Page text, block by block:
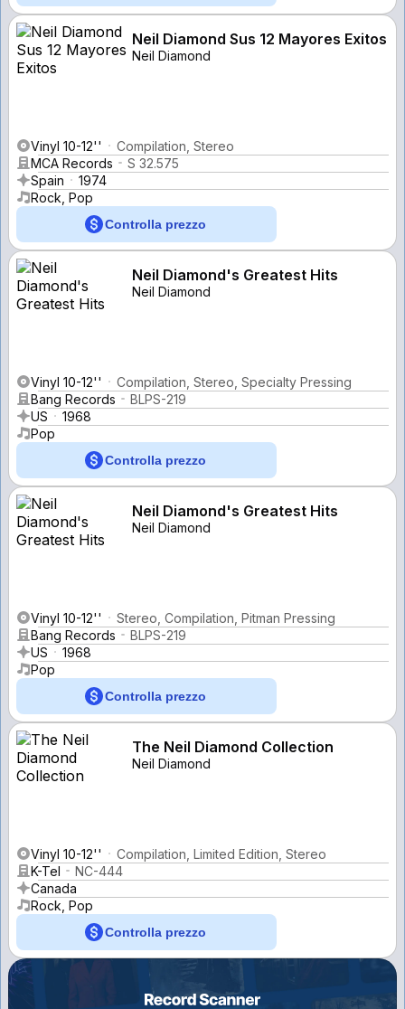
Neil Diamond Sus 12 Mayores Exitos
Neil Diamond
Vinyl 10-12''
Compilation, Stereo
MCA Records
S 32.575
Spain
1974
Rock, Pop
Controlla prezzo
Neil Diamond's Greatest Hits
Neil Diamond
Vinyl 10-12''
Compilation, Stereo, Specialty Pressing
Bang Records
BLPS-219
US
1968
Pop
Controlla prezzo
Neil Diamond's Greatest Hits
Neil Diamond
Vinyl 10-12''
Stereo, Compilation, Pitman Pressing
Bang Records
BLPS-219
US
1968
Pop
Controlla prezzo
The Neil Diamond Collection
Neil Diamond
Vinyl 10-12''
Compilation, Limited Edition, Stereo
K-Tel
NC-444
Canada
Rock, Pop
Controlla prezzo